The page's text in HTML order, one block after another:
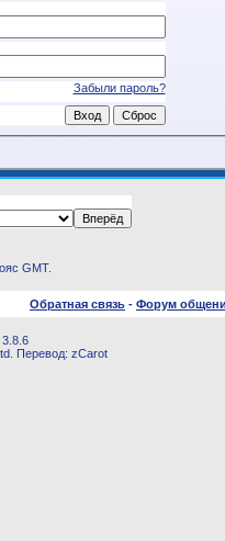
Забыли пароль?
GMT.
Обратная связь - Форум
Перевод: zCarot